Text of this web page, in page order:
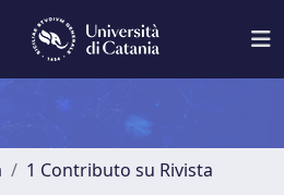
1 Contributo su Rivista